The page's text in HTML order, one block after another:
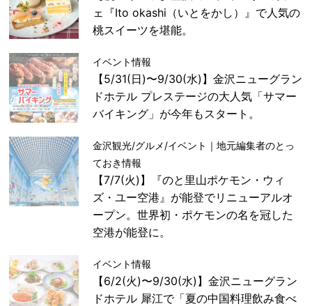
ェ『Ito okashi（いとをかし）』で人気の
桃スイーツを堪能。
イベント情報
【5/31(日)〜9/30(水)】金沢ニューグラン
ドホテル プレステージの大人気「サマー
バイキング」が今年もスタート。
金沢観光/グルメ/イベント｜地元編集者のとっ
ておき情報
【7/7(火)】『のと里山ポケモン・ウィ
ズ・ユー空港』が能登でリニューアルオ
ープン。世界初・ポケモンの名を冠した
空港が能登に。
イベント情報
【6/2(火)〜9/30(水)】金沢ニューグラン
ドホテル 犀江で「夏の中国料理飲み食べ